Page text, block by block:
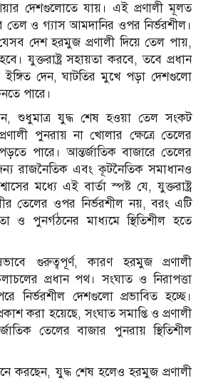
দেশগুলোতে যায়। এই প্রণালী মূলত
ও গ্যাস আমদানির ওপর নির্ভরশীল।
দেশ হরমুজ প্রণালী দিয়ে তেল পায়,
যুক্তরাষ্ট্র সহায়তা করবে, তবে প্রধান
ইঙ্গিত দেন, ঘাটতির মুখে পড়া দেশগুলো
পারে।
শুধুমাত্র যুদ্ধ শেষ হওয়া তেল সংকট
পুনরায় না খোলার ক্ষেত্রে তেলের
পড়তে পারে। আন্তর্জাতিক বাজারে তেলের
জন্য রাজনৈতিক এবং কূটনৈতিক সমাধানও
মধ্যে এই বার্তা স্পষ্ট যে, যুক্তরাষ্ট্র
তেলের ওপর নির্ভরশীল নয়, বরং এটি
ও পুনর্গঠনের মাধ্যমে স্থিতিশীল হতে
গুরুত্বপূর্ণ, কারণ হরমুজ প্রণালী
প্রধান পথ। সংঘাত ও নিরাপত্তা
নির্ভরশীল দেশগুলো প্রভাবিত হচ্ছে।
করা হয়েছে, সংঘাত সমাপ্তি ও প্রণালী
তেলের বাজার পুনরায় স্থিতিশীল
করছেন, যুদ্ধ শেষ হলেও হরমুজ প্রণালী